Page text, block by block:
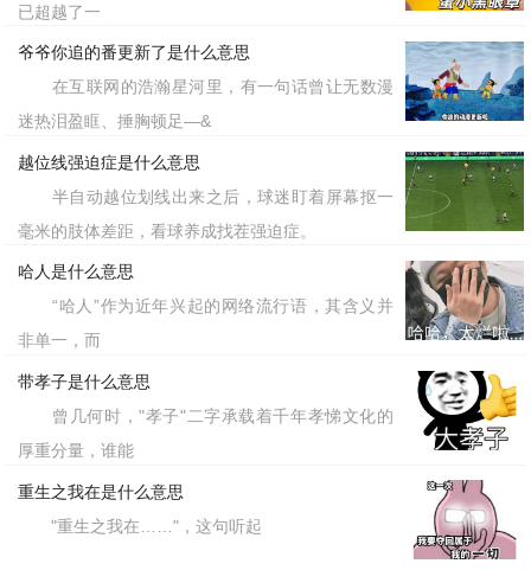
已超越了一
爷爷你追的番更新了是什么意思
在互联网的浩瀚星河里，有一句话曾让无数漫
迷热泪盈眶、捶胸顿足—&
越位线强迫症是什么意思
半自动越位划线出来之后，球迷盯着屏幕抠一
毫米的肢体差距，看球养成找茬强迫症。
哈人是什么意思
“哈人”作为近年兴起的网络流行语，其含义并
非单一，而
带孝子是什么意思
曾几何时，"孝子"二字承载着千年孝悌文化的
厚重分量，谁能
重生之我在是什么意思
"重生之我在……"，这句听起